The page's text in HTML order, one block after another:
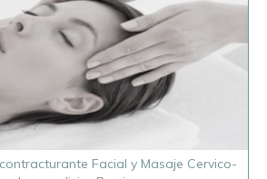
Facial y Masaje Cervico-